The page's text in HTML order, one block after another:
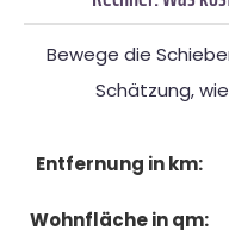
Bewege die
Schätzung,
Entfernung in km:
Wohnfläche in qm: